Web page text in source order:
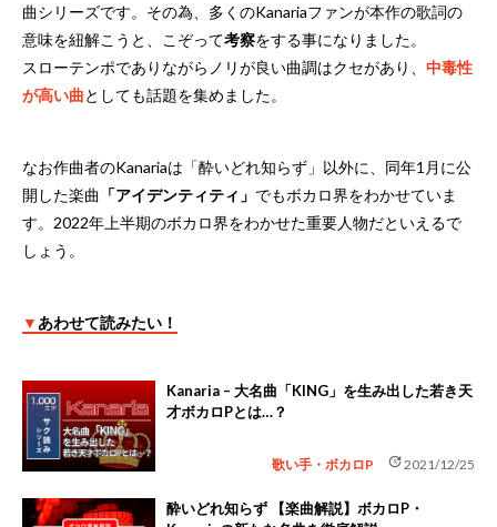
曲シリーズです。その為、多くのKanariaファンが本作の歌詞の
意味を紐解こうと、こぞって考察をする事になりました。
スローテンポでありながらノリが良い曲調はクセがあり、 中毒性
が高い曲としても話題を集めました。
なお作曲者のKanariaは「酔いどれ知らず」以外に、同年1月に公
開した楽曲 「アイデンティティ」 でもボカロ界をわかせていま
す。2022年上半期のボカロ界をわかせた重要人物だといえるで
しょう。
▼ あわせて読みたい！
Kanaria – 大名曲「KING」を生み出した若き天
才ボカロPとは…？
歌い手・ボカロP update2021/12/25
酔いどれ知らず 【楽曲解説】ボカロP・